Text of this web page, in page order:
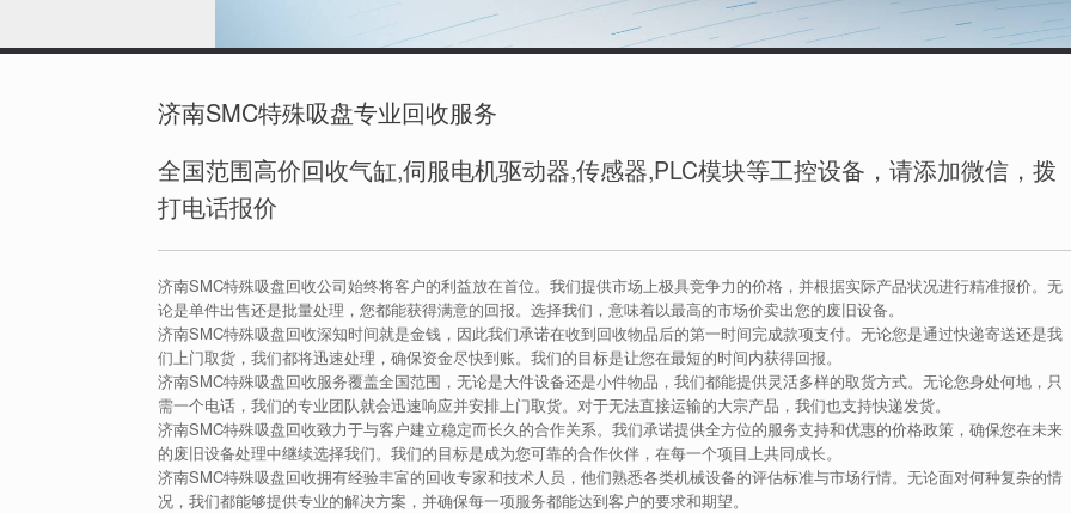
济南SMC特殊吸盘专业回收服务
全国范围高价回收气缸,伺服电机驱动器,传感器,PLC模块等工控设备，请添加微信，拨
打电话报价
济南SMC特殊吸盘回收公司始终将客户的利益放在首位。我们提供市场上极具竞争力的价格，并根据实际产品状况进行精准报价。无
论是单件出售还是批量处理，您都能获得满意的回报。选择我们，意味着以最高的市场价卖出您的废旧设备。
济南SMC特殊吸盘回收深知时间就是金钱，因此我们承诺在收到回收物品后的第一时间完成款项支付。无论您是通过快递寄送还是我
们上门取货，我们都将迅速处理，确保资金尽快到账。我们的目标是让您在最短的时间内获得回报。
济南SMC特殊吸盘回收服务覆盖全国范围，无论是大件设备还是小件物品，我们都能提供灵活多样的取货方式。无论您身处何地，只
需一个电话，我们的专业团队就会迅速响应并安排上门取货。对于无法直接运输的大宗产品，我们也支持快递发货。
济南SMC特殊吸盘回收致力于与客户建立稳定而长久的合作关系。我们承诺提供全方位的服务支持和优惠的价格政策，确保您在未来
的废旧设备处理中继续选择我们。我们的目标是成为您可靠的合作伙伴，在每一个项目上共同成长。
济南SMC特殊吸盘回收拥有经验丰富的回收专家和技术人员，他们熟悉各类机械设备的评估标准与市场行情。无论面对何种复杂的情
况，我们都能够提供专业的解决方案，并确保每一项服务都能达到客户的要求和期望。